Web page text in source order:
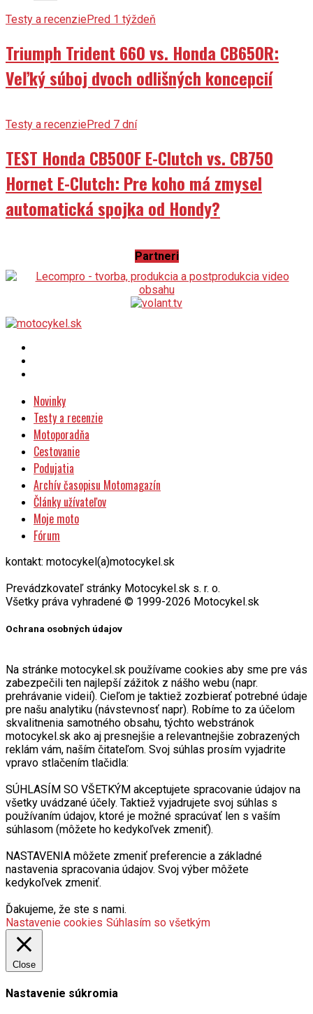
Testy a recenziePred 1 týždeň
Triumph Trident 660 vs. Honda CB650R:
Veľký súboj dvoch odlišných koncepcií
Testy a recenziePred 7 dní
TEST Honda CB500F E-Clutch vs. CB750
Hornet E-Clutch: Pre koho má zmysel
automatická spojka od Hondy?
Partneri
Novinky
Testy a recenzie
Motoporadňa
Cestovanie
Podujatia
Archív časopisu Motomagazín
Články užívateľov
Moje moto
Fórum
kontakt: motocykel(a)motocykel.sk
Prevádzkovateľ stránky Motocykel.sk s. r. o.
Všetky práva vyhradené © 1999-2026 Motocykel.sk
Ochrana osobných údajov
Na stránke motocykel.sk používame cookies aby sme pre vás
zabezpečili ten najlepší zážitok z nášho webu (napr.
prehrávanie videií). Cieľom je taktiež zozbierať potrebné údaje
pre našu analytiku (návstevnosť napr). Robíme to za účelom
skvalitnenia samotného obsahu, týchto webstránok
motocykel.sk ako aj presnejšie a relevantnejšie zobrazených
reklám vám, naším čitateľom. Svoj súhlas prosím vyjadrite
vpravo stlačením tlačidla:
SÚHLASÍM SO VŠETKÝM akceptujete spracovanie údajov na
všetky uvádzané účely. Taktiež vyjadrujete svoj súhlas s
používaním údajov, ktoré je možné spracúvať len s vaším
súhlasom (môžete ho kedykoľvek zmeniť).
NASTAVENIA môžete zmeniť preferencie a základné
nastavenia spracovania údajov. Svoj výber môžete
kedykoľvek zmeniť.
Ďakujeme, že ste s nami.
Nastavenie cookies Súhlasím so všetkým
Close
Nastavenie súkromia